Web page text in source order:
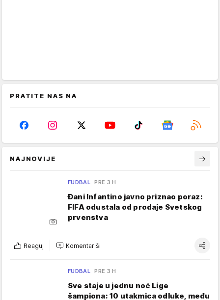
PRATITE NAS NA
NAJNOVIJE
FUDBAL PRE 3 H
Đani Infantino javno priznao poraz:
FIFA odustala od prodaje Svetskog
prvenstva
Reaguj Komentariši
FUDBAL PRE 3 H
Sve staje u jednu noć Lige
šampiona: 10 utakmica odluke, među